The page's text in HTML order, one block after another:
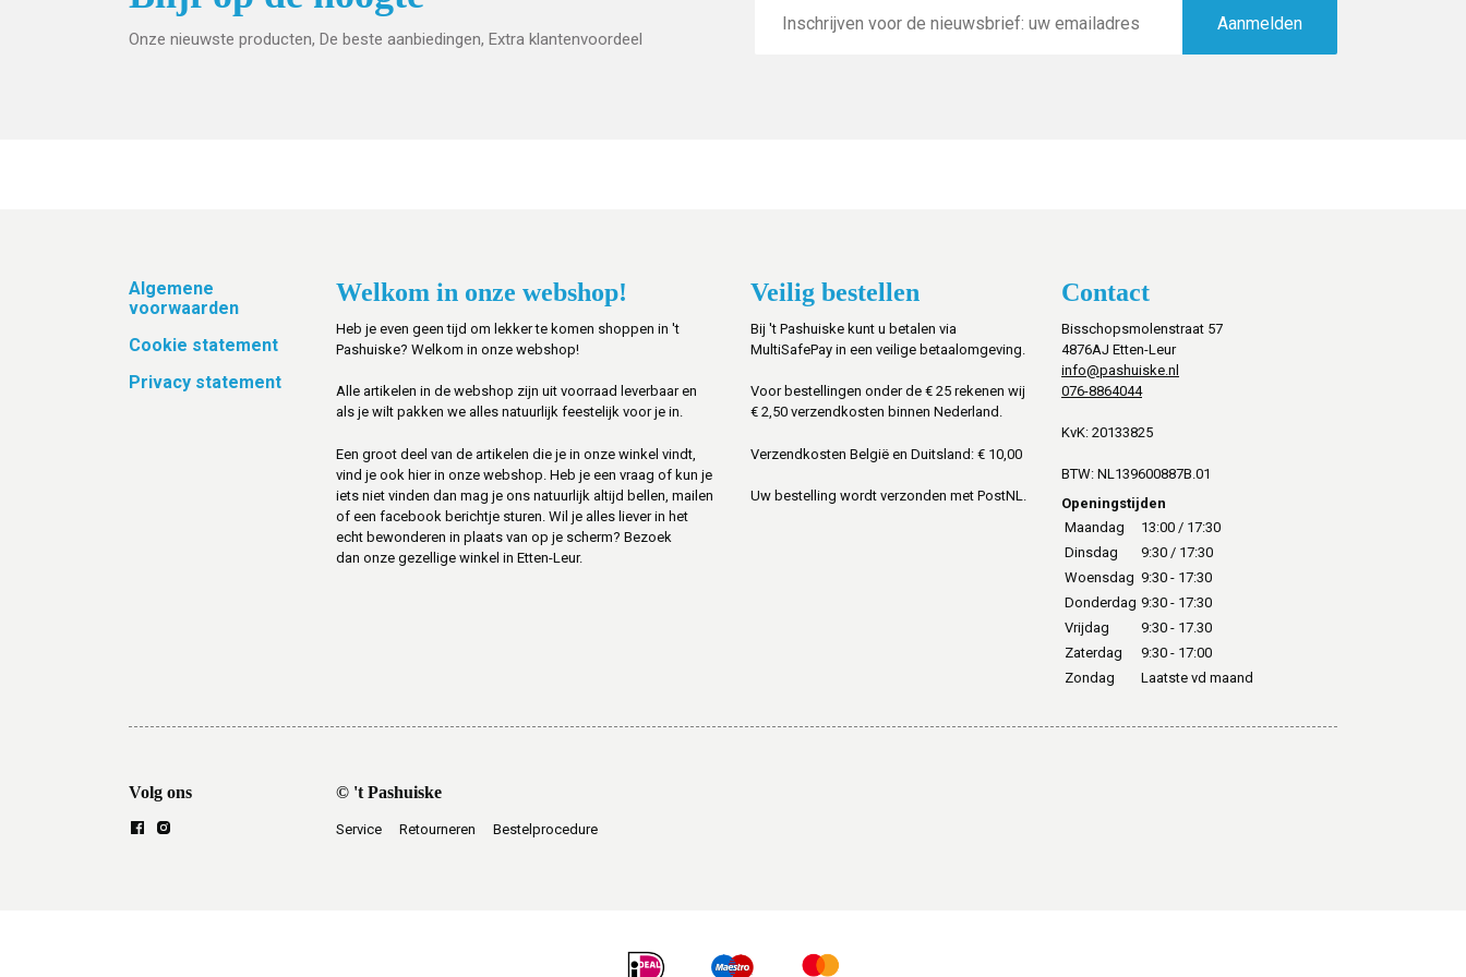
Onze nieuwste producten, De beste aanbiedingen, Extra klantenvoordeel
mailadres
Aanmelden
Footer
Algemene
voorwaarden
Cookie statement
Privacy statement
Welkom in onze webshop!
Heb je even geen tijd om lekker te komen shoppen in 't
Pashuiske? Welkom in onze webshop!
Alle artikelen in de webshop zijn uit voorraad leverbaar en
als je wilt pakken we alles natuurlijk feestelijk voor je in.
Een groot deel van de artikelen die je in onze winkel vindt,
vind je ook hier in onze webshop. Heb je een vraag of kun je
iets niet vinden dan mag je ons natuurlijk altijd bellen, mailen
of een facebook berichtje sturen. Wil je alles liever in het
echt bewonderen in plaats van op je scherm? Bezoek
dan onze gezellige winkel in Etten-Leur.
Veilig bestellen
Bij 't Pashuiske kunt u betalen via
MultiSafePay in een veilige betaalomgeving.
Voor bestellingen onder de € 25 rekenen wij
€ 2,50 verzendkosten binnen Nederland.
Verzendkosten België en Duitsland: € 10,00
Uw bestelling wordt verzonden met PostNL.
Contact
Bisschopsmolenstraat 57
4876AJ Etten-Leur
info@pashuiske.nl
076-8864044
KvK: 20133825
BTW: NL139600887B.01
Openingstijden
Maandag
13:00 / 17:30
Dinsdag
9:30 / 17:30
Woensdag 9:30 - 17:30
Donderdag 9:30 - 17:30
Vrijdag
9:30 - 17.30
Zaterdag
9:30 - 17:00
Zondag
Laatste vd maand
Volg ons © 't Pashuiske
Service Retourneren Bestelprocedure